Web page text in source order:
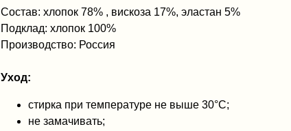
Состав: хлопок 78% , вискоза 17%, эластан 5%
Подклад: хлопок 100%
Производство: Россия
Уход:
стирка при температуре не выше 30°C;
не замачивать;